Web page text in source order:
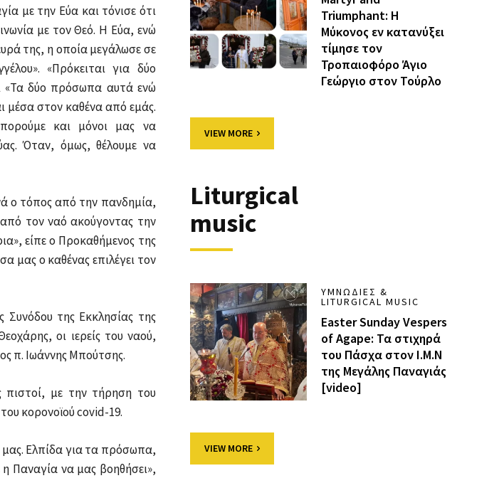
με την Εύα και τόνισε ότι
με τον Θεό. Η Εύα, ενώ
της, η οποία μεγάλωσε σε
«Πρόκειται για δύο
«Τα δύο πρόσωπα αυτά ενώ
μέσα στον καθένα από εμάς.
και μόνοι μας να
Όταν, όμως, θέλουμε να
ο τόπος από την πανδημία,
τον ναό ακούγοντας την
είπε ο Προκαθήμενος της
μας ο καθένας επιλέγει τον
Συνόδου της Εκκλησίας της
οι ιερείς του ναού,
π. Ιωάννης Μπούτσης.
με την τήρηση του
κορονοϊού covid-19.
μας. Ελπίδα για τα πρόσωπα,
Παναγία να μας βοηθήσει»,
Triumphant: Η
Μύκονος εν κατανύξει
τίμησε τον
Τροπαιοφόρο Άγιο
Γεώργιο στον Τούρλο
VIEW MORE
Liturgical
music
ΥΜΝΩΔΊΕΣ &
LITURGICAL MUSIC
Easter Sunday Vespers
of Agape: Τα στιχηρά
του Πάσχα στον Ι.Μ.Ν
της Μεγάλης Παναγιάς
[video]
VIEW MORE